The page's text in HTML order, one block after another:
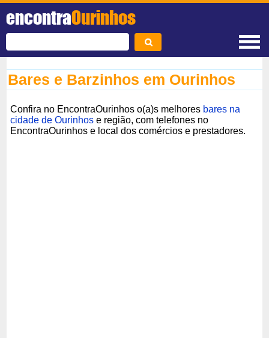
encontraOurinhos
Bares e Barzinhos em Ourinhos
Confira no EncontraOurinhos o(a)s melhores bares na
cidade de Ourinhos e região, com telefones no
EncontraOurinhos e local dos comércios e prestadores.